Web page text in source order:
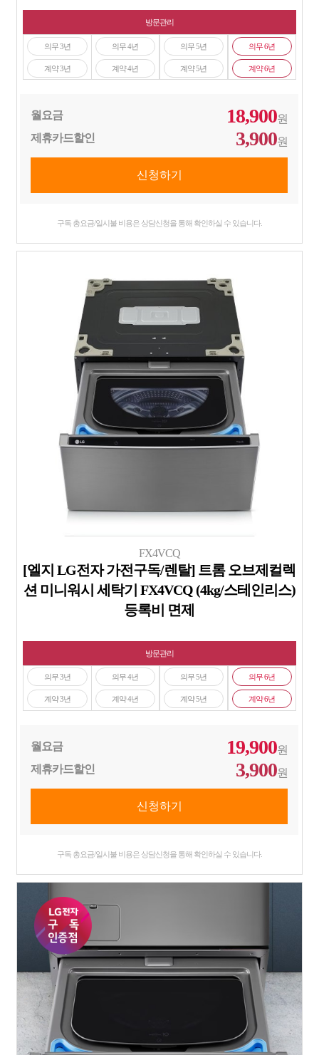
방문관리
의무 3년
계약 3년
의무 4년
계약 4년
의무 5년
계약 5년
의무 6년
계약 6년
월요금 18,900원
제휴카드할인
3,900원
구독 총요금/일시불 비용은 상담신청을 통해 확인하실 수 있습니다.
FX4VCQ
[엘지 LG전자 가전구독/렌탈] 트롬 오브제컬렉
션 미니워시 세탁기 FX4VCQ (4kg/스테인리스)
등록비 면제
방문관리
의무 3년
계약 3년
의무 4년
계약 4년
의무 5년
계약 5년
의무 6년
계약 6년
월요금 19,900원
제휴카드할인
3,900원
구독 총요금/일시불 비용은 상담신청을 통해 확인하실 수 있습니다.